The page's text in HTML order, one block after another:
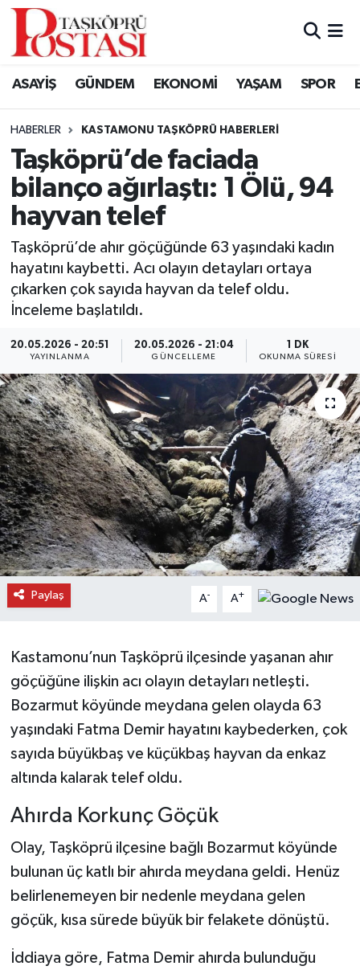
ASAYİŞ GÜNDEM EKONOMİ YAŞAM SPOR
HABERLER KASTAMONU TAŞKÖPRÜ HABERLERI
Taşköprü’de faciada
bilanço ağırlaştı: 1 Ölü, 94
hayvan telef
Taşköprü’de ahır göçüğünde 63 yaşındaki kadın
hayatını kaybetti. Acı olayın detayları ortaya
çıkarken çok sayıda hayvan da telef oldu.
İnceleme başlatıldı.
20.05.2026 - 20:51
YAYINLANMA
20.05.2026 - 21:04
GÜNCELLEME
1 DK
OKUNMA SÜRESI
Paylaş A- A+
Kastamonu’nun Taşköprü ilçesinde yaşanan ahır
göçüğüne ilişkin acı olayın detayları netleşti.
Bozarmut köyünde meydana gelen olayda 63
yaşındaki Fatma Demir hayatını kaybederken, çok
sayıda büyükbaş ve küçükbaş hayvan da enkaz
altında kalarak telef oldu.
Ahırda Korkunç Göçük
Olay, Taşköprü ilçesine bağlı Bozarmut köyünde
bulunan üç katlı bir ahırda meydana geldi. Henüz
belirlenemeyen bir nedenle meydana gelen
göçük, kısa sürede büyük bir felakete dönüştü.
İddiaya göre, Fatma Demir ahırda bulunduğu
Kastamonu Vefat Edenler
Araç Haberleri
Azdavay Haberleri
Bozkurt Haberleri
Çatalzeytin Haberleri
Cide Haberleri
Daday Haberleri
Devrekani Haberleri
Doğanyurt Haberleri
Hanönü Haberleri
İhsangazi Haberleri
İnebolu Haberleri
Merkez Haberleri
Pınarbaşı Haberleri
Şenpazar Haberleri
Taşköprü Haberleri
Tosya Haberleri
Karadeniz Haberleri
Ulusal Haberler